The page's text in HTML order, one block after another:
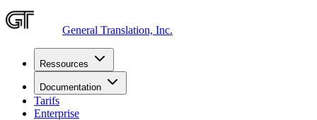
General Translation, Inc.
Ressources
Documentation
Tarifs
Enterprise